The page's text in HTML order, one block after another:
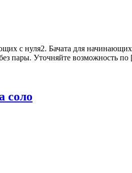
с нуля2. Бачата для
пары. Уточняйте возможность
соло